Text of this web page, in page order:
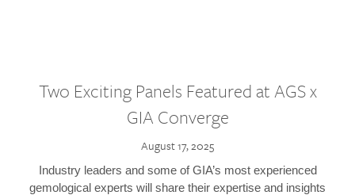
Two Exciting Panels Featured at AGS x
GIA Converge
August 17, 2025
Industry leaders and some of GIA’s most experienced
gemological experts will share their expertise and insights